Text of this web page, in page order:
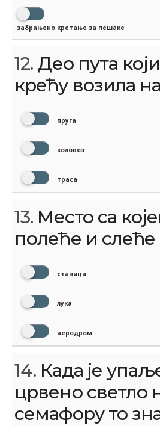
забрањено кретање за пешаке
12. Део пута
крећу возила
пруга
коловоз
траса
13. Место са
полеће и слеће
станица
лука
аеродром
14. Када је
црвено светло
семафору то